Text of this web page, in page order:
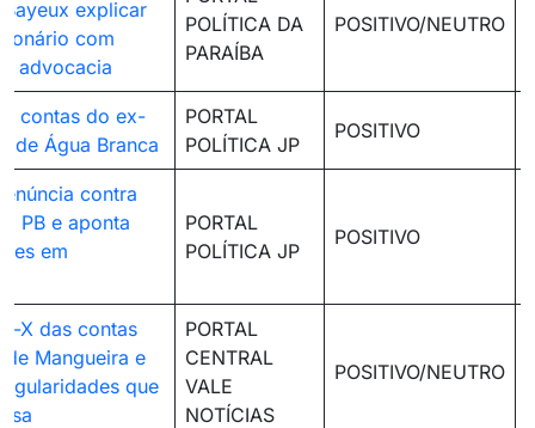
explicar
com
advocacia
POLÍTICA DA
PARAÍBA
POSITIVO/NEUTRO
contas do ex-
de Água Branca
PORTAL
POLÍTICA JP
POSITIVO
contra
PB e aponta
em
PORTAL
POLÍTICA JP
POSITIVO
X das contas
de Mangueira e
que
PORTAL
CENTRAL
VALE
NOTÍCIAS
POSITIVO/NEUTRO